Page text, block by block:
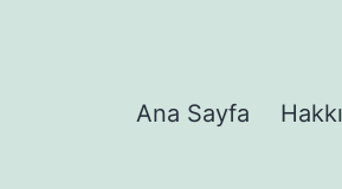
Ana Sayfa